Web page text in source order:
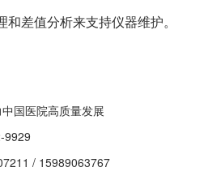
差值分析来支持仪器维护。
国医院高质量发展
9929
/ 15989063767